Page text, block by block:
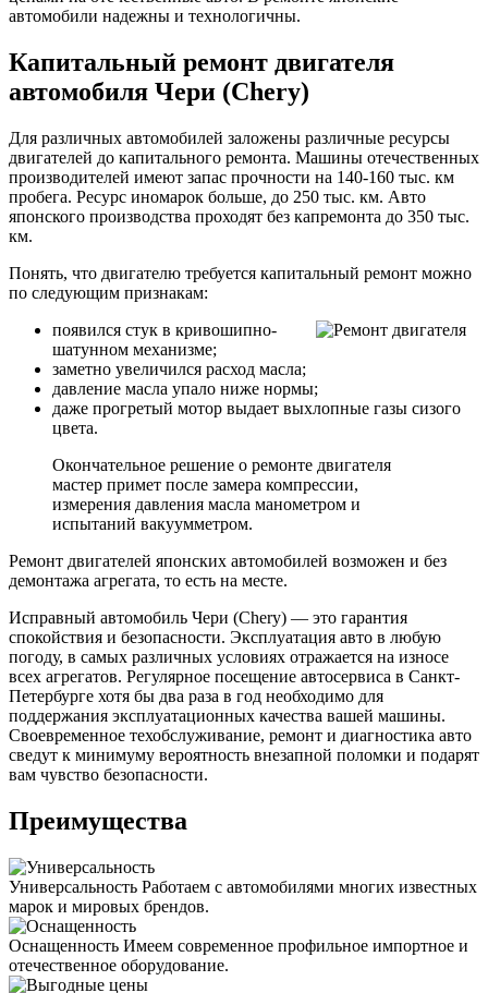
автомобили надежны и технологичны.
Капитальный ремонт двигателя
автомобиля Чери (Chery)
Для различных автомобилей заложены различные ресурсы
двигателей до капитального ремонта. Машины отечественных
производителей имеют запас прочности на 140-160 тыс. км
пробега. Ресурс иномарок больше, до 250 тыс. км. Авто
японского производства проходят без капремонта до 350 тыс.
км.
Понять, что двигателю требуется капитальный ремонт можно
по следующим признакам:
появился стук в кривошипно-
шатунном механизме;
заметно увеличился расход масла;
давление масла упало ниже нормы;
даже прогретый мотор выдает выхлопные газы сизого
цвета.
Окончательное решение о ремонте двигателя
мастер примет после замера компрессии,
измерения давления масла манометром и
испытаний вакуумметром.
Ремонт двигателей японских автомобилей возможен и без
демонтажа агрегата, то есть на месте.
Исправный автомобиль Чери (Chery) — это гарантия
спокойствия и безопасности. Эксплуатация авто в любую
погоду, в самых различных условиях отражается на износе
всех агрегатов. Регулярное посещение автосервиса в Санкт-
Петербурге хотя бы два раза в год необходимо для
поддержания эксплуатационных качества вашей машины.
Своевременное техобслуживание, ремонт и диагностика авто
сведут к минимуму вероятность внезапной поломки и подарят
вам чувство безопасности.
Преимущества
Универсальность Работаем с автомобилями многих известных
марок и мировых брендов.
Оснащенность Имеем современное профильное импортное и
отечественное оборудование.